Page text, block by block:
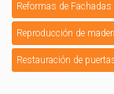
Reformas de Fachadas
Reproducción de
Restauración de